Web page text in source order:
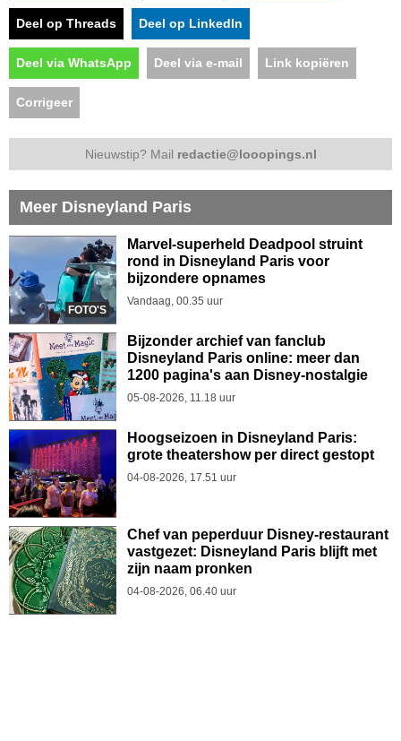
Deel op Threads Deel op LinkedIn
Deel via WhatsApp Deel via e-mail Link kopiëren
Corrigeer
Nieuwstip? Mail redactie@looopings.nl
Meer Disneyland Paris
FOTO'S
Marvel-superheld Deadpool struint
rond in Disneyland Paris voor
bijzondere opnames
Vandaag, 00.35 uur
Bijzonder archief van fanclub
Disneyland Paris online: meer dan
1200 pagina's aan Disney-nostalgie
05-08-2026, 11.18 uur
Hoogseizoen in Disneyland Paris:
grote theatershow per direct gestopt
04-08-2026, 17.51 uur
Chef van peperduur Disney-restaurant
vastgezet: Disneyland Paris blijft met
zijn naam pronken
04-08-2026, 06.40 uur